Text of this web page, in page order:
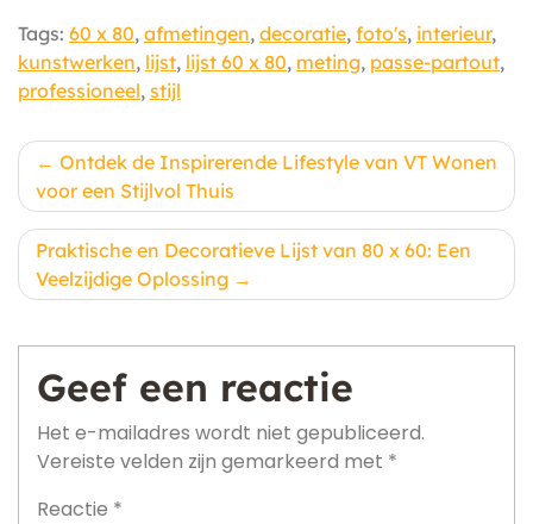
Tags: 60 x 80, afmetingen, decoratie, foto's, interieur,
kunstwerken, lijst, lijst 60 x 80, meting, passe-partout,
professioneel, stijl
Berichtnavigatie
Ontdek de Inspirerende Lifestyle van VT Wonen
voor een Stijlvol Thuis
Praktische en Decoratieve Lijst van 80 x 60: Een
Veelzijdige Oplossing
Geef een reactie
Het e-mailadres wordt niet gepubliceerd.
Vereiste velden zijn gemarkeerd met *
Reactie *